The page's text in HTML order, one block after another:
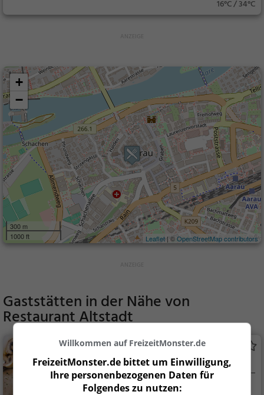
16°C / 34°C
+
−
300 m
1000 ft
Leaflet| ©OpenStreetMap contributors
Gaststätten in der Nähe von
Restaurant Altstadt
Mulia Restaurant
Schweizerisches Restaurant in Aarau
Aarau, Schweiz
Willkommen auf FreizeitMonster.de
FreizeitMonster.de bittet um Einwilligung,
Ihre personenbezogenen Daten für
Folgendes zu nutzen: